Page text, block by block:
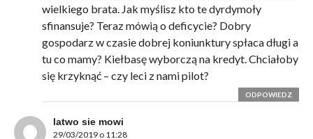
wielkiego brata. Jak myślisz kto te dyrdymoły
sfinansuje? Teraz mówią o deficycie? Dobry
gospodarz w czasie dobrej koniunktury spłaca długi a
tu co mamy? Kiełbasę wyborczą na kredyt. Chciałoby
się krzyknąć – czy leci z nami pilot?
ODPOWIEDZ
latwo sie mowi
29/03/2019 o 11:28